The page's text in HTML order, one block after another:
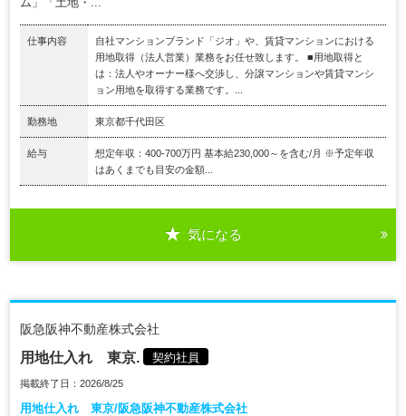
仕事内容
自社マンションブランド「ジオ」や、賃貸マンションにおける
用地取得（法人営業）業務をお任せ致します。 ■用地取得と
は：法人やオーナー様へ交渉し、分譲マンションや賃貸マンシ
ョン用地を取得する業務です。...
勤務地 東京都千代田区
給与
想定年収：400-700万円 基本給230,000～を含む/月 ※予定年収
はあくまでも目安の金額...
気になる
阪急阪神不動産株式会社
用地仕入れ 東京. 契約社員
掲載終了日：2026/8/25
用地仕入れ 東京/阪急阪神不動産株式会社